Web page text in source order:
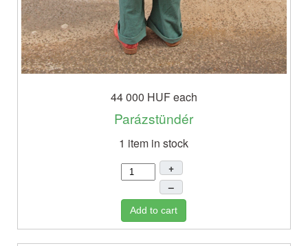
44 000 HUFeach
Parázstündér
1 item in stock
+
–
Add to cart